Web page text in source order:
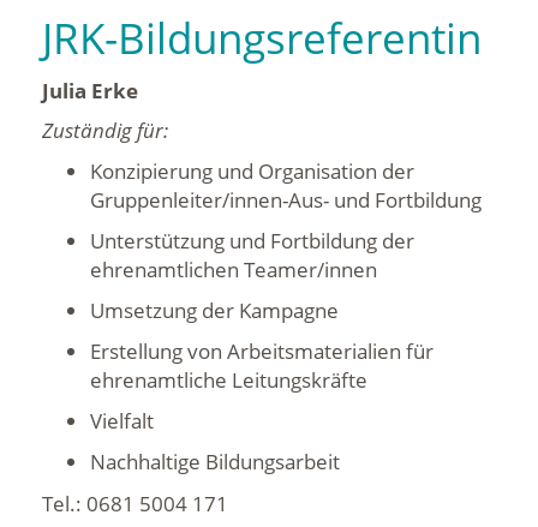
JRK-Bildungsreferentin
Julia Erke
Zuständig für:
Konzipierung und Organisation der
Gruppenleiter/innen-Aus- und Fortbildung
Unterstützung und Fortbildung der
ehrenamtlichen Teamer/innen
Umsetzung der Kampagne
Erstellung von Arbeitsmaterialien für
ehrenamtliche Leitungskräfte
Vielfalt
Nachhaltige Bildungsarbeit
Tel.: 0681 5004 171